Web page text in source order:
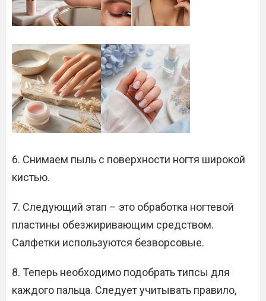
6. Снимаем пыль с поверхности ногтя широкой
кистью.
7. Следующий этап – это обработка ногтевой
пластины обезжиривающим средством.
Салфетки используются безворсовые.
8. Теперь необходимо подобрать типсы для
каждого пальца. Следует учитывать правило,